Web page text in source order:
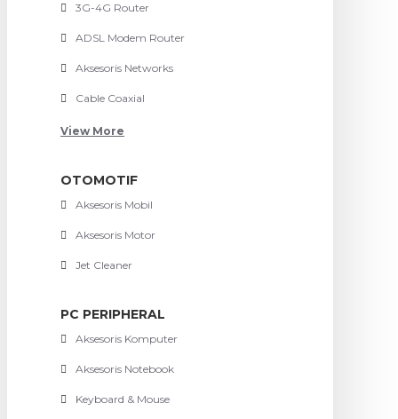
3G-4G Router
ADSL Modem Router
Aksesoris Networks
Cable Coaxial
View More
OTOMOTIF
Aksesoris Mobil
Aksesoris Motor
Jet Cleaner
PC PERIPHERAL
Aksesoris Komputer
Aksesoris Notebook
Keyboard & Mouse